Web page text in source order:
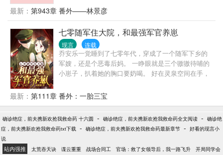
纸，苏禾很不适应，但还要面临找工作的压力……
哎，她还是个孩子啊，还有她刚考上的大学啊，没
啦！！！ ……认清事实后，苏禾开始了在六十年代的
求生生涯，并且一不小心，竟然端上了铁饭碗，还把
整个老苏家都带起来了！ 不止活成了人人羡慕的样
子，还有了幸福的家庭，日子过得风生水起，在六七
十年代，活出了她想要的生活……
最新： 第943章 番外——林景彦
七零随军住大院，和最强军官养崽
现言 连载
乔安乐一觉睡到了七零年代，穿成了一个随军下乡的
军嫂，还是个恶毒后妈。 一睁眼就是三个嗷嗷待哺的
小崽子，扒着她的胸口要奶喝。 好在灵泉空间在手，
毁容残疾的军人老公，竟也宽肩窄腰、八块腹肌、下
半身全是腿…… 有这样的禁欲男神，谁还想守活寡！
火走上人生巅峰。 到了夜里，军人老公却摸着他的肚
子委屈道：“宝贝，是我还不够努力吗？什么时候给我
最新： 第111章 番外：一胎三宝
确诊绝症，前夫携新欢抢我救命药 十六圆 - 确诊绝症，前夫携新欢抢我救命药全文阅读 - 确诊绝
症，前夫携新欢抢我救命药txt下载 - 确诊绝症，前夫携新欢抢我救命药最新章节 - 好看的现言小
说
站内强推 太荒吞天诀 谍云重重 战场合同工 官场：救了女领导后，我一路飞升
开局同学会